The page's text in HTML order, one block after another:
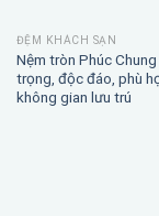
ĐỆM KHÁCH SẠN
Nệm tròn Phúc
trọng, độc đáo, phù
không gian lưu trú